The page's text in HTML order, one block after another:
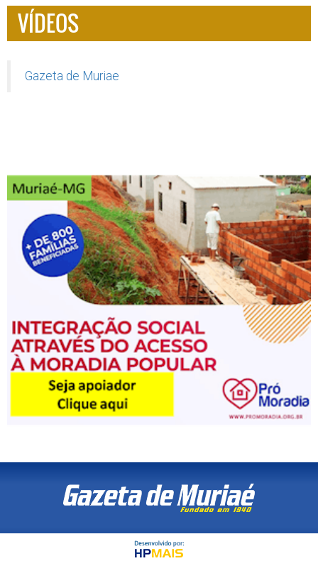
VÍDEOS
Gazeta de Muriae